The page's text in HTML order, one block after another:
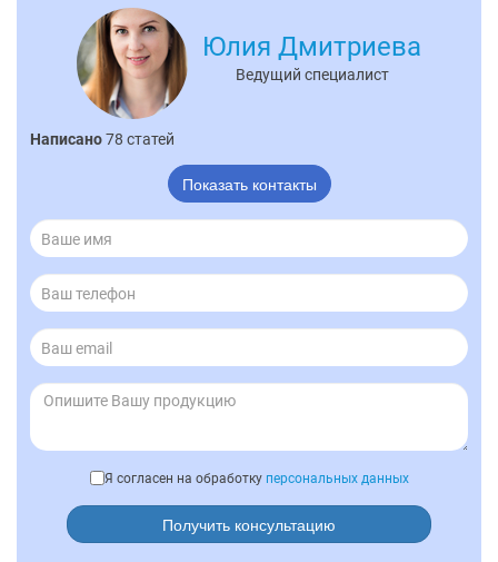
Юлия Дмитриева
Ведущий специалист
Написано78 статей
Показать контакты
Я согласен на обработку персональных данных
Получить консультацию